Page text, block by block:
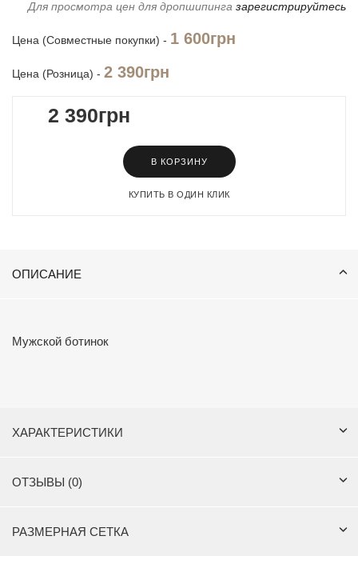
Для просмотра цен для дропшипинга зарегистрируйтесь
Цена (Совместные покупки) - 1 600грн
Цена (Розница) - 2 390грн
2 390грн
В КОРЗИНУ
КУПИТЬ В ОДИН КЛИК
ОПИСАНИЕ
Мужской ботинок
ХАРАКТЕРИСТИКИ
ОТЗЫВЫ (0)
РАЗМЕРНАЯ СЕТКА